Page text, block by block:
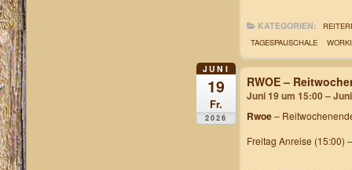
KATEGORIEN:
TAGESPAUSCHALE
JUNI
19
Fr.
2026
RWOE –
Juni 19 um 15:00 –
Rwoe–
Freitag Anreise (15:00)